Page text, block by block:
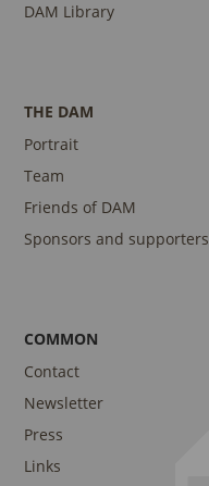
DAM Library
THE DAM
Portrait
Team
Friends of DAM
Sponsors and supporters
COMMON
Contact
Newsletter
Press
Links